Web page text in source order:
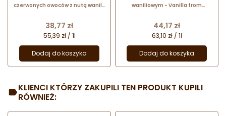
czerwonych owoców z nutą wanilii
szklana butelka
Cena
38,77 zł
55,39 zł / 1l
Dodaj do koszyka
waniliowym - Vanilla from
szklana butelka
Cena
44,17 zł
63,10 zł / 1l
Dodaj do koszyka
KLIENCI KTÓRZY ZAKUPILI TEN PRODUKT KUPILI
RÓWNIEŻ: